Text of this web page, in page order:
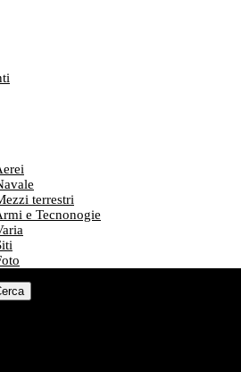
terrestri
e Tecnonogie